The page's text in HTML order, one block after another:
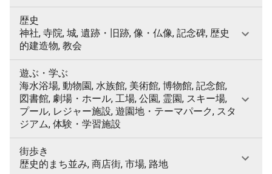
歴史
神社, 寺院, 城, 遺跡・旧跡, 像・仏像, 記念碑, 歴史
的建造物, 教会
遊ぶ・学ぶ
海水浴場, 動物園, 水族館, 美術館, 博物館, 記念館,
図書館, 劇場・ホール, 工場, 公園, 霊園, スキー場,
プール, レジャー施設, 遊園地・テーマパーク, スタ
ジアム, 体験・学習施設
街歩き
歴史的まち並み, 商店街, 市場, 路地